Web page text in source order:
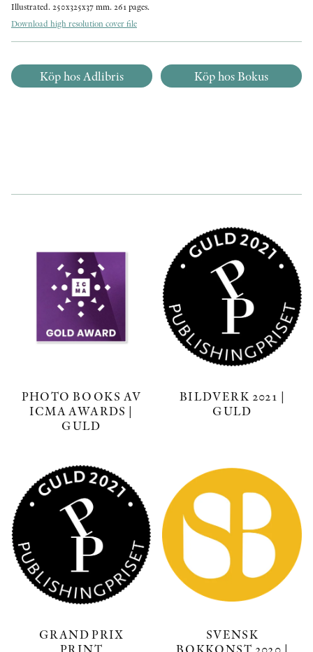
Illustrated. 250x325x37 mm. 261 pages.
Download high resolution cover file
Köp hos Adlibris Köp hos Bokus
PHOTO BOOKS AV
ICMA AWARDS |
GULD
BILDVERK 2021 |
GULD
GRAND PRIX
PRINT
SVENSK
BOKKONST 2020 |